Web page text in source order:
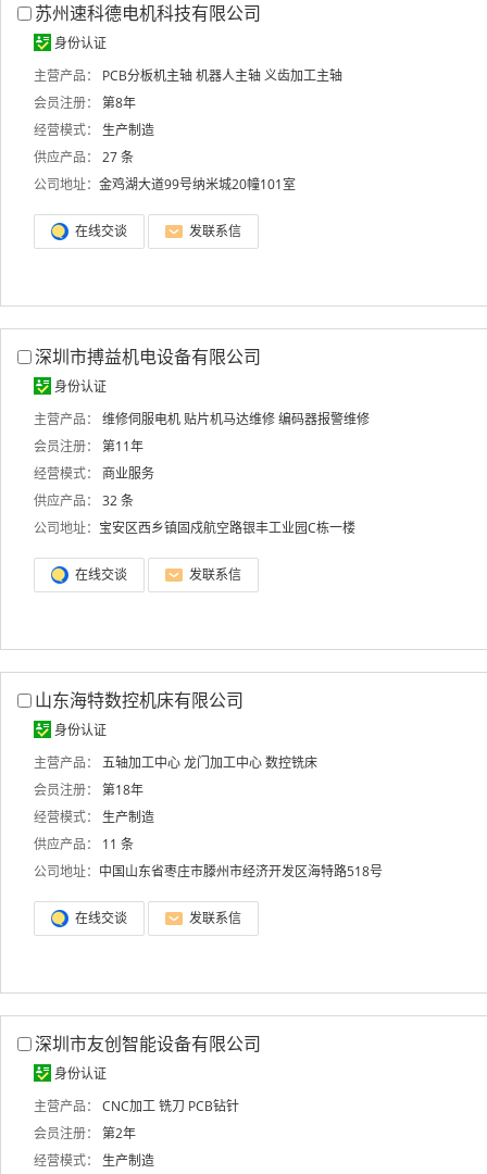
苏州速科德电机科技有限公司
身份认证
主营产品：
PCB分板机主轴机器人主轴义齿加工主轴
会员注册：
第8年
经营模式：
生产制造
供应产品：
27 条
公司地址： 金鸡湖大道99号纳米城20幢101室
在线交谈 发联系信
深圳市搏益机电设备有限公司
身份认证
主营产品：
维修伺服电机贴片机马达维修编码器报警维修
会员注册：
第11年
经营模式：
商业服务
供应产品：
32 条
公司地址： 宝安区西乡镇固戍航空路银丰工业园C栋一楼
在线交谈 发联系信
山东海特数控机床有限公司
身份认证
主营产品：
五轴加工中心龙门加工中心数控铣床
会员注册：
第18年
经营模式：
生产制造
供应产品：
11 条
公司地址： 中国山东省枣庄市滕州市经济开发区海特路518号
在线交谈 发联系信
深圳市友创智能设备有限公司
身份认证
主营产品：
CNC加工铣刀 PCB钻针
会员注册：
第2年
经营模式：
生产制造